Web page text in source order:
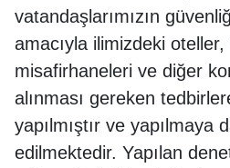
vatandaşlarımızın
amacıyla ilimizdeki
misafirhaneleri ve diğer
alınması gereken
yapılmıştır ve yapılmaya
edilmektedir. Yapılan